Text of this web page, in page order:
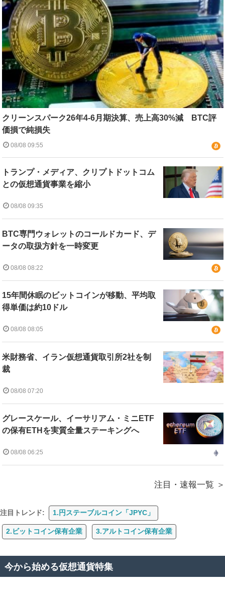
クリーンスパーク26年4-6月期決算、売上高30%減 BTC評
価損で純損失
08/08 09:55
トランプ・メディア、クリプトドットコム
との仮想通貨事業を縮小
08/08 09:35
BTC専門ウォレットのコールドカード、デ
ータの取扱方針を一時変更
08/08 08:22
15年間休眠のビットコインが移動、平均取
得単価は約10ドル
08/08 08:05
米財務省、イラン仮想通貨取引所2社を制
裁
08/08 07:20
グレースケール、イーサリアム・ミニETF
の保有ETHを実質全量ステーキングへ
08/08 06:25
注目・速報一覧
注目トレンド: 1.円ステーブルコイン「JPYC」
2.ビットコイン保有企業 3.アルトコイン保有企業
今から始める仮想通貨特集